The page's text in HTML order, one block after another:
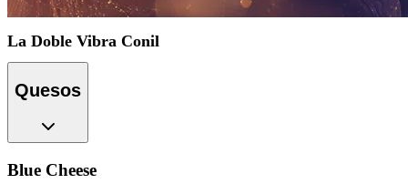
La Doble Vibra Conil
Quesos
Blue Cheese